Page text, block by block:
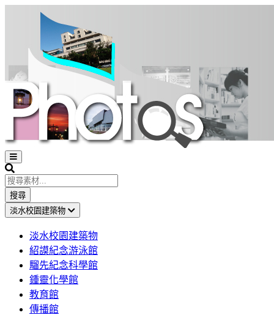
Open
sidebar
Search
搜尋
淡水校園建築物
淡水校園建築物
紹謨紀念游泳館
騮先紀念科學館
鍾靈化學館
教育館
傳播館